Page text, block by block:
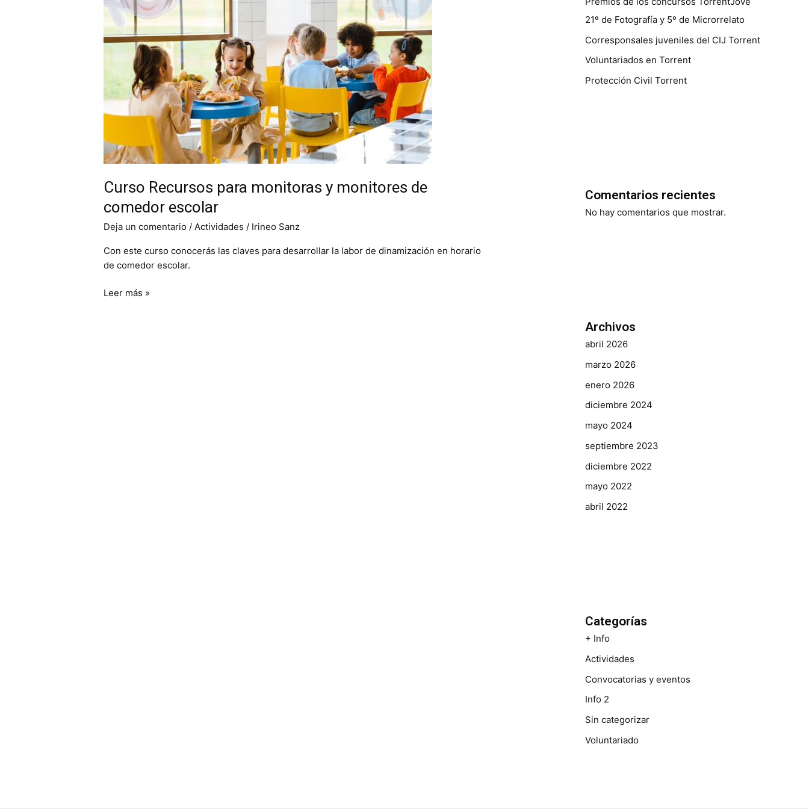
Curso Recursos para monitoras y monitores de
comedor escolar
Deja un comentario / Actividades / Irineo Sanz
Con este curso conocerás las claves para desarrollar la labor de dinamización en horario
de comedor escolar.
para
monitoras
y
monitores
comedor
escolar
Leer más »
21º de Fotografía y 5º de Microrrelato
Corresponsales juveniles del CIJ Torrent
Voluntariados en Torrent
Protección Civil Torrent
Comentarios recientes
No hay comentarios que mostrar.
Archivos
abril 2026
marzo 2026
enero 2026
diciembre 2024
mayo 2024
septiembre 2023
diciembre 2022
mayo 2022
abril 2022
Categorías
+ Info
Actividades
Convocatorias y eventos
Info 2
Sin categorizar
Voluntariado